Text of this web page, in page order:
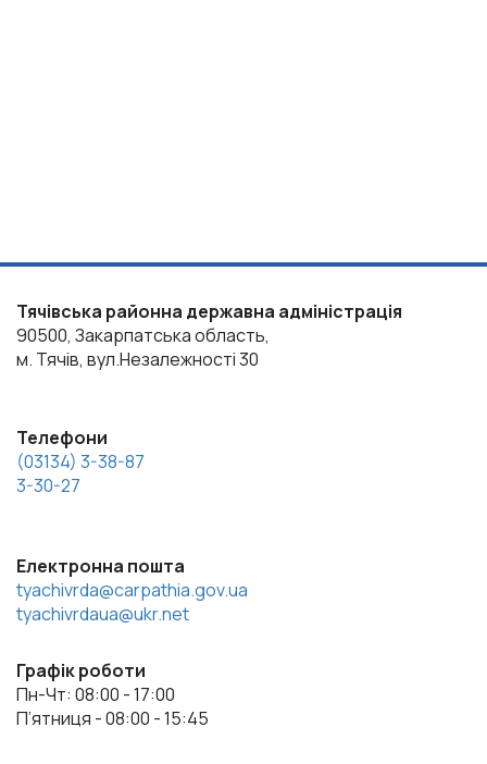
Тячівська районна державна адміністрація
90500, Закарпатська область,
м. Тячів, вул.Незалежності 30
Телефони
(03134) 3-38-87
3-30-27
Електронна пошта
tyachivrda@carpathia.gov.ua
tyachivrdaua@ukr.net
Графік роботи
Пн-Чт: 08:00 - 17:00
П’ятниця - 08:00 - 15:45